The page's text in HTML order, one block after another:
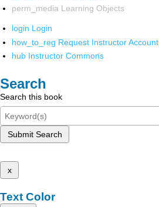
perm_media Learning Objects
login Login
how_to_reg Request Instructor Account
hub Instructor Commons
Search
Search this book
Submit Search
x
Text Color